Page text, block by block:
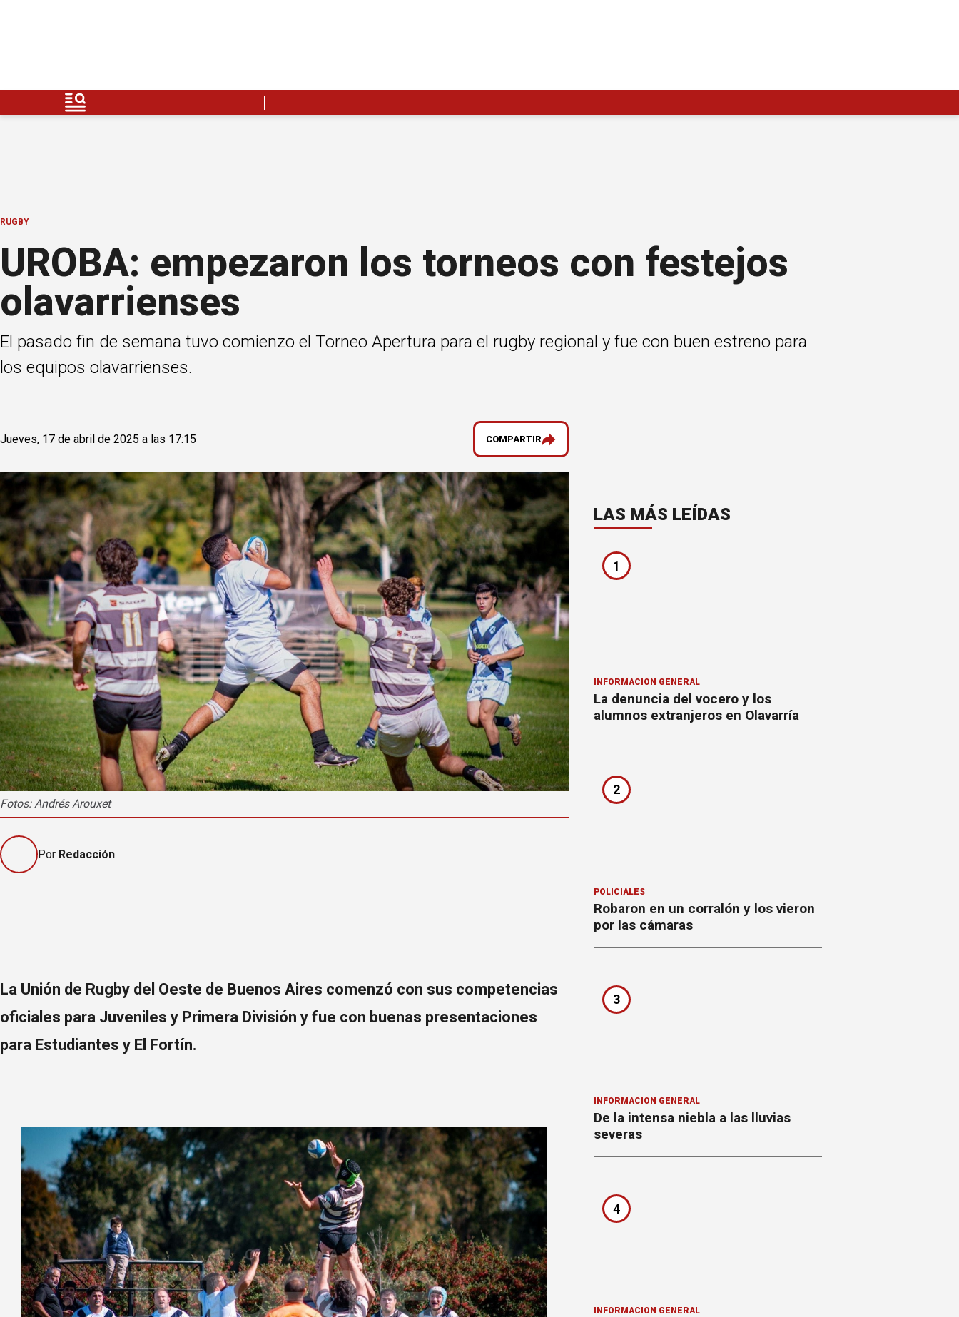
RUGBY
UROBA: empezaron los torneos con festejos
olavarrienses
El pasado fin de semana tuvo comienzo el Torneo Apertura para el rugby regional y fue con buen estreno para
los equipos olavarrienses.
Jueves, 17 de abril de 2025 a las 17:15 COMPARTIR
Fotos: Andrés Arouxet
Por Redacción
La Unión de Rugby del Oeste de Buenos Aires comenzó con sus competencias
oficiales para Juveniles y Primera División y fue con buenas presentaciones
para Estudiantes y El Fortín.
LAS MÁS LEÍDAS
1
INFORMACION GENERAL
La denuncia del vocero y los
alumnos extranjeros en Olavarría
2
POLICIALES
Robaron en un corralón y los vieron
por las cámaras
3
INFORMACION GENERAL
De la intensa niebla a las lluvias
severas
4
INFORMACION GENERAL